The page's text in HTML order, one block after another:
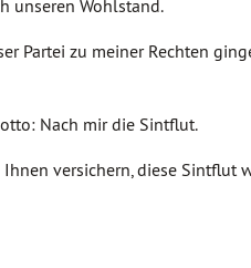
unseren Wohlstand.
Partei zu meiner Rechten
Nach mir die Sintflut.
versichern, diese Sintflut